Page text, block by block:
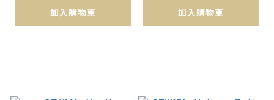
加入購物車 加入購物車